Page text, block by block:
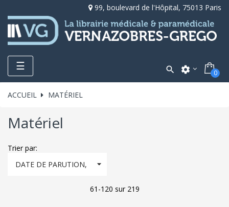
99, boulevard de l'Hôpital, 75013 Paris
Toggle
navigation
☰  settings 0
ACCUEIL MATÉRIEL
Matériel
Trier par:
DATE DE PARUTION,

61-120 sur 219